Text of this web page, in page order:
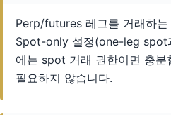
Perp/futures 레그를 거래하는
Spot-only 설정(one-leg
에는 spot 거래 권한이면 충분
필요하지 않습니다.